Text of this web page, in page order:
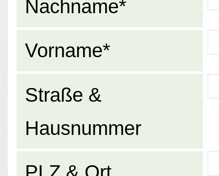
Nachname*
Vorname*
Straße &
Hausnummer